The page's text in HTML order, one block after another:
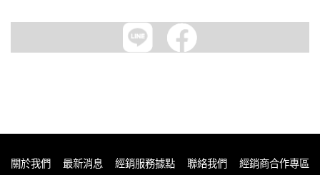
關於我們 最新消息 經銷服務據點 聯絡我們 經銷商合作專區